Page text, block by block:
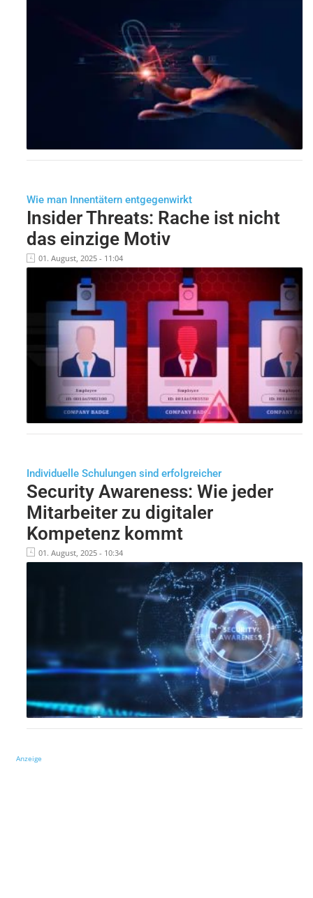
Wie man Innentätern entgegenwirkt
Insider Threats: Rache ist nicht
das einzige Motiv
01. August, 2025 - 11:04
Individuelle Schulungen sind erfolgreicher
Security Awareness: Wie jeder
Mitarbeiter zu digitaler
Kompetenz kommt
01. August, 2025 - 10:34
Anzeige